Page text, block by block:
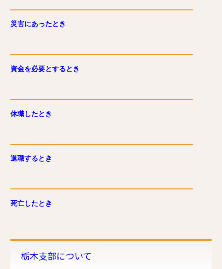
災害にあったとき
資金を必要とするとき
休職したとき
退職するとき
死亡したとき
栃木支部について